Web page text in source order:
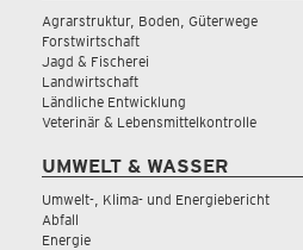
Agrarstruktur, Boden, Güterwege
Forstwirtschaft
Jagd & Fischerei
Landwirtschaft
Ländliche Entwicklung
Veterinär & Lebensmittelkontrolle
UMWELT & WASSER
Umwelt-, Klima- und Energiebericht
Abfall
Energie